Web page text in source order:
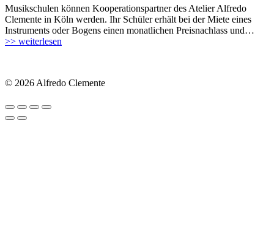
Musikschulen können Kooperationspartner des Atelier Alfredo
Clemente in Köln werden. Ihr Schüler erhält bei der Miete eines
Instruments oder Bogens einen monatlichen Preisnachlass und…
>> weiterlesen
© 2026 Alfredo Clemente